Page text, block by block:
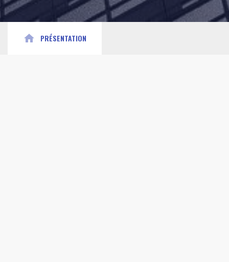
home PRÉSENTATION